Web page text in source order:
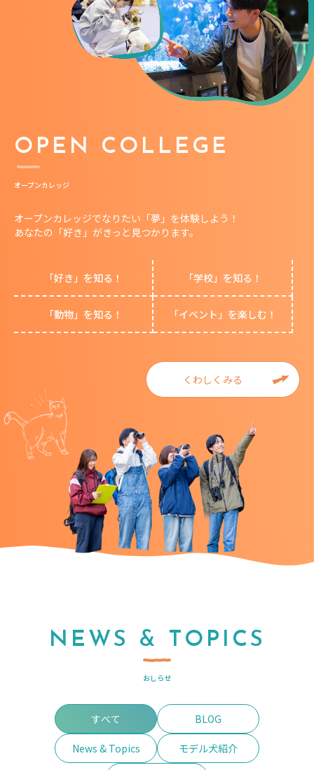
OPEN COLLEGE
オープンカレッジ
オープンカレッジでなりたい「夢」を体験しよう！
あなたの「好き」がきっと見つかります。
「好き」を知る！ 「学校」を知る！
「動物」を知る！ 「イベント」を楽しむ！
くわしくみる
NEWS & TOPICS
おしらせ
すべて BLOG
News & Topics モデル犬紹介